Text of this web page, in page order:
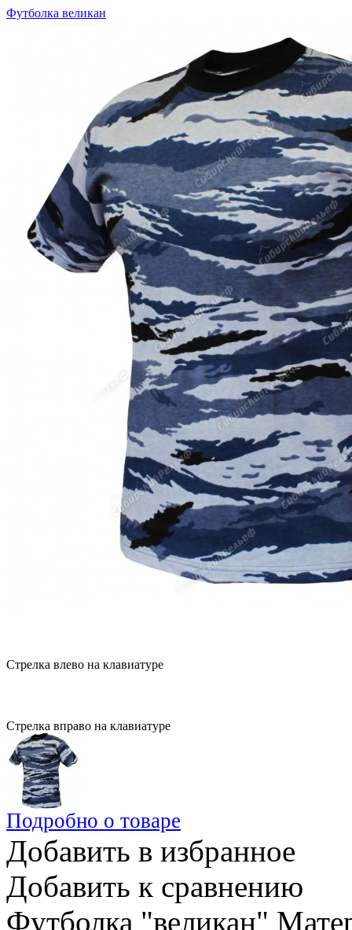
Футболка великан
Стрелка влево на клавиатуре
Стрелка вправо на клавиатуре
Подробно о товаре
Добавить в избранное
Добавить к сравнению
Футболка "великан"